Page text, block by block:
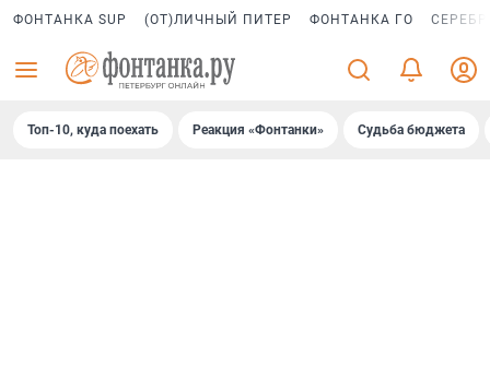
ФОНТАНКА SUP (ОТ)ЛИЧНЫЙ ПИТЕР ФОНТАНКА ГО
Топ-10, куда поехать Реакция «Фонтанки» Судьба бюджета